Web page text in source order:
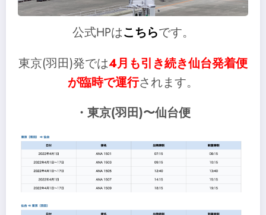
公式HPはこちらです。
東京(羽田)発では4月も引き続き仙台発着便
が臨時で運行されます。
・東京(羽田)〜仙台便